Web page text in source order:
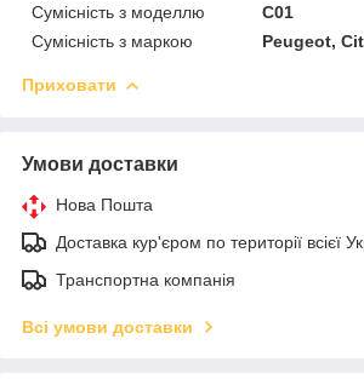
Сумісність з моделлю
C01
Сумісність з маркою
Peugeot,
Приховати
Умови доставки
Нова Пошта
Доставка кур'єром по території всієї
Транспортна компанія
Всі умови доставки